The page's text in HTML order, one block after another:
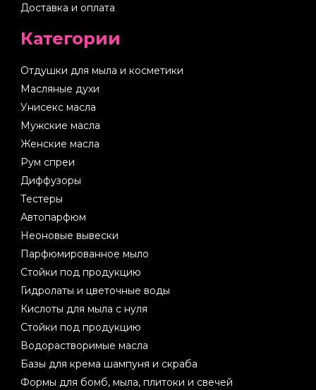
Доставка и оплата
Категории
Отдушки для мыла и косметики
Масляные духи
Унисекс масла
Мужские масла
Женские масла
Рум спреи
Диффузоры
Тестеры
Автопарфюм
Неоновые вывески
Парфюмированное мыло
Стойки под продукцию
Гидролаты и цветочные воды
Кислоты для мыла с нуля
Стойки под продукцию
Водорастворимые масла
Базы для крема шампуня и скраба
Формы для бомб, мыла, плитоки и свечей